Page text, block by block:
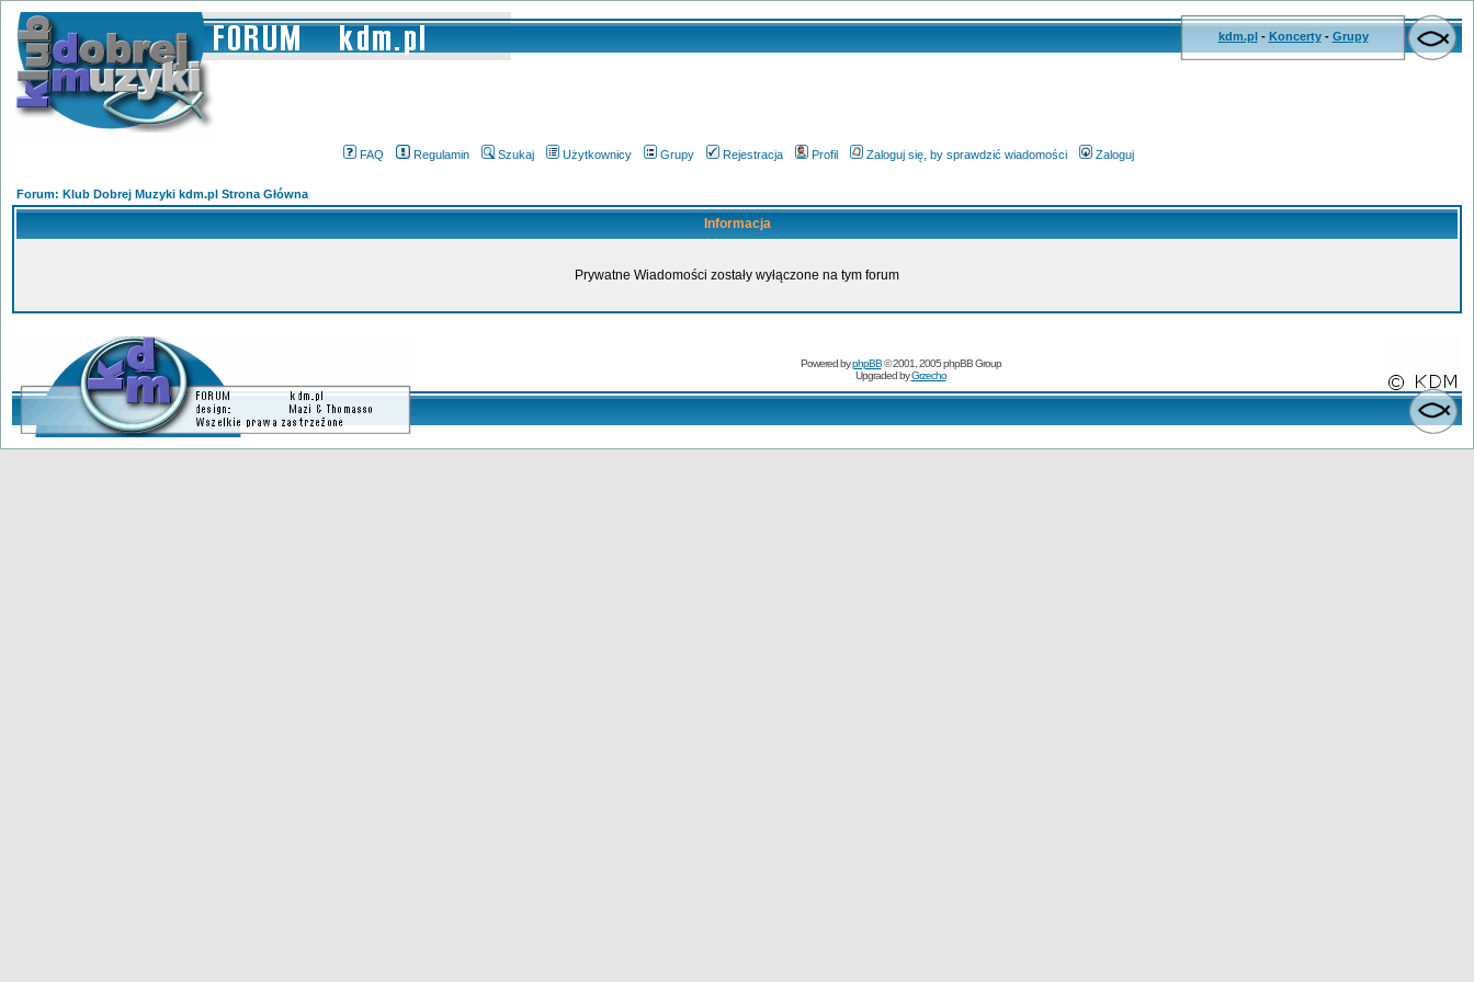
kdm.pl- Koncerty- Grupy
FAQ Regulamin Szukaj Użytkownicy Grupy Rejestracja Profil Zaloguj się, by sprawdzić wiadomości Zaloguj
Forum: Klub Dobrej Muzyki kdm.pl Strona Główna
Informacja
Prywatne Wiadomości zostały wyłączone na tym forum
Powered byphpBB© 2001, 2005 phpBB Group
Upgraded byGrzecho